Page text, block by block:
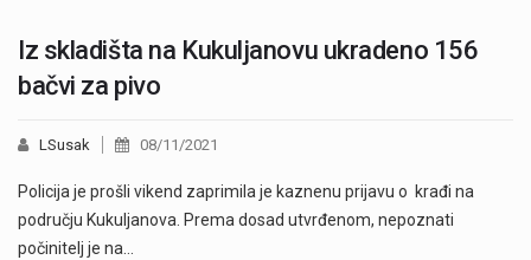
Iz skladišta na Kukuljanovu ukradeno 156
bačvi za pivo
LSusak 08/11/2021
Policija je prošli vikend zaprimila je kaznenu prijavu o krađi na
području Kukuljanova. Prema dosad utvrđenom, nepoznati
počinitelj je na…